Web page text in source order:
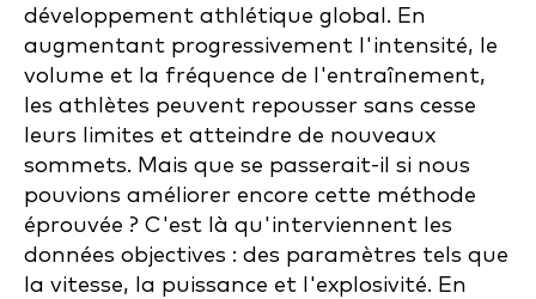
développement athlétique global. En
augmentant progressivement l'intensité, le
volume et la fréquence de l'entraînement,
les athlètes peuvent repousser sans cesse
leurs limites et atteindre de nouveaux
sommets. Mais que se passerait-il si nous
pouvions améliorer encore cette méthode
éprouvée ? C'est là qu'interviennent les
données objectives : des paramètres tels que
la vitesse, la puissance et l'explosivité. En